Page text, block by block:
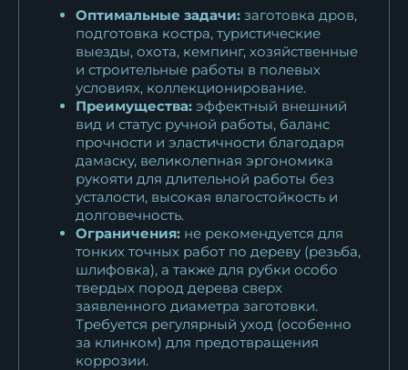
Оптимальные задачи: заготовка дров,
подготовка костра, туристические
выезды, охота, кемпинг, хозяйственные
и строительные работы в полевых
условиях, коллекционирование.
Преимущества: эффектный внешний
вид и статус ручной работы, баланс
прочности и эластичности благодаря
дамаску, великолепная эргономика
рукояти для длительной работы без
усталости, высокая влагостойкость и
долговечность.
Ограничения: не рекомендуется для
тонких точных работ по дереву (резьба,
шлифовка), а также для рубки особо
твердых пород дерева сверх
заявленного диаметра заготовки.
Требуется регулярный уход (особенно
за клинком) для предотвращения
коррозии.